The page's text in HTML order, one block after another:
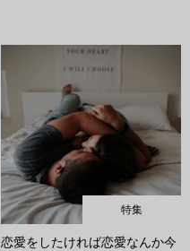
特集
恋愛をしたければ恋愛なんか今